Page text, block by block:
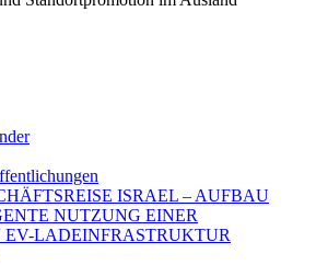
ISRAEL – AUFBAU
NUTZUNG EINER
EV-LADEINFRASTRUKTUR